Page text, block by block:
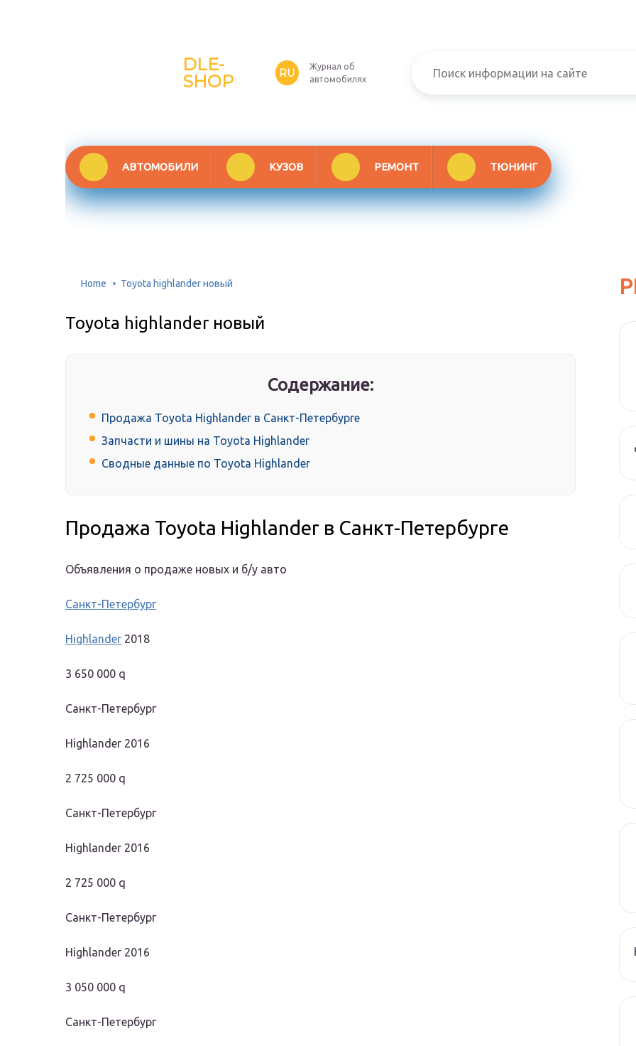
DLE-
SHOP
RU
Журнал об
автомобилях
АВТОМОБИЛИ КУЗОВ РЕМОНТ ТЮНИНГ
Home Toyota highlander новый
Toyota highlander новый
Содержание:
Продажа Toyota Highlander в Санкт-Петербурге
Запчасти и шины на Toyota Highlander
Сводные данные по Toyota Highlander
Продажа Toyota Highlander в Санкт-Петербурге
Объявления о продаже новых и б/у авто
Санкт-Петербург
Highlander 2018
3 650 000 q
Санкт-Петербург
Highlander 2016
2 725 000 q
Санкт-Петербург
Highlander 2016
2 725 000 q
Санкт-Петербург
Highlander 2016
3 050 000 q
Санкт-Петербург